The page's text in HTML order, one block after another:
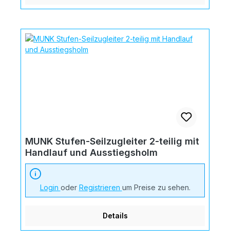
MUNK Stufen-Seilzugleiter 2-teilig mit
Handlauf und Ausstiegsholm
Login oder Registrieren um Preise zu sehen.
Details